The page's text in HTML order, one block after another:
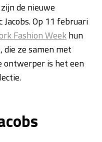
de nieuwe
Op 11 februari
Fashion Weekhun
ze samen met
ontwerper is het een